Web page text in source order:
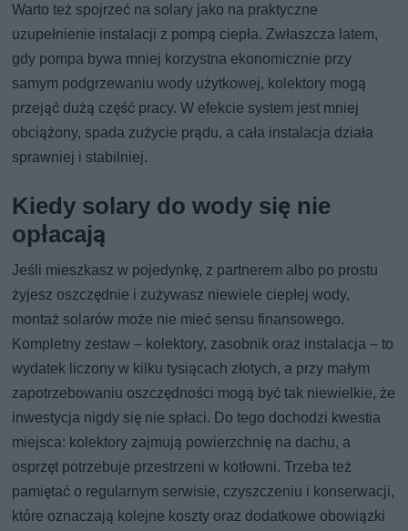
Warto też spojrzeć na solary jako na praktyczne
uzupełnienie instalacji z pompą ciepła. Zwłaszcza latem,
gdy pompa bywa mniej korzystna ekonomicznie przy
samym podgrzewaniu wody użytkowej, kolektory mogą
przejąć dużą część pracy. W efekcie system jest mniej
obciążony, spada zużycie prądu, a cała instalacja działa
sprawniej i stabilniej.
Kiedy solary do wody się nie
opłacają
Jeśli mieszkasz w pojedynkę, z partnerem albo po prostu
żyjesz oszczędnie i zużywasz niewiele ciepłej wody,
montaż solarów może nie mieć sensu finansowego.
Kompletny zestaw – kolektory, zasobnik oraz instalacja – to
wydatek liczony w kilku tysiącach złotych, a przy małym
zapotrzebowaniu oszczędności mogą być tak niewielkie, że
inwestycja nigdy się nie spłaci. Do tego dochodzi kwestia
miejsca: kolektory zajmują powierzchnię na dachu, a
osprzęt potrzebuje przestrzeni w kotłowni. Trzeba też
pamiętać o regularnym serwisie, czyszczeniu i konserwacji,
które oznaczają kolejne koszty oraz dodatkowe obowiązki